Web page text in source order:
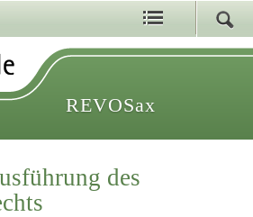
REVOSax
des